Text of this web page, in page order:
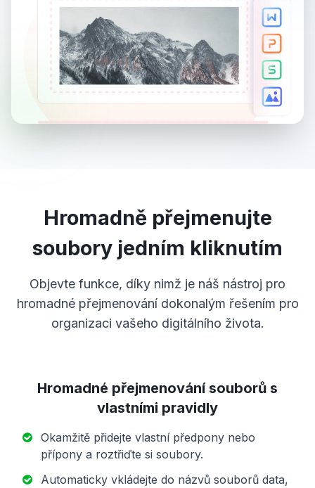
Hromadně přejmenujte
soubory jedním kliknutím
Objevte funkce, díky nimž je náš nástroj pro
hromadné přejmenování dokonalým řešením pro
organizaci vašeho digitálního života.
Hromadné přejmenování souborů s
vlastními pravidly
Okamžitě přidejte vlastní předpony nebo
přípony a roztřiďte si soubory.
Automaticky vkládejte do názvů souborů data,